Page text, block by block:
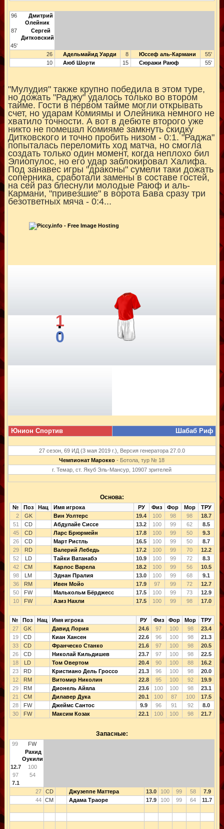
96
Дмитрий
Олейник
87
Сергей
Дитковский
45'
26
Адельмайид Уарди 8 Юссеф аль-Кармани
55'
10
Аюб Шорти 15 Сюражи Раюф 55'
"Мулудия" также крупно победила в этом туре,
но дожать "Раджу" удалось только во втором
тайме. Гости в первом тайме могли открывать
счет, но ударам Комиямы и Олейника немного не
хватило точности. А вот в дебюте второго уже
никто не помешал Комияме замкнуть скидку
Дитковского и точно пробить низом - 0:1. "Раджа"
попыталась переломить ход матча, но смогла
создать только один момент, когда неплохо бил
Элиопулос, но его удар заблокировал Халифа.
Под занавес игры "драконы" сумели таки дожать
соперника, сработали замены в составе гостей,
на сей раз блеснули молодые Раюф и аль-
Кармани, "привезшие" в ворота Бава сразу три
безответных мяча - 0:4...
1
:
0
Юнион Спортив Шабаб Риф
27 сезон, 69 ИД (3 мая 2019 г.), Версия генератора 27.0.0
Чемпионат Марокко - Ботола, тур № 18
г. Темар, ст. Якуб Эль-Мансур, 10907 зрителей
Основа:
№ Поз Нац Имя игрока РУ Физ Фор Мор
ТРУ
2
GK Вин Уолтерс 19.4 100 98 98
18.7
51
CD Абдулайе Сиссе 13.2 100 99 62
8.5
45
CD Ларс Брюрмейн 17.8 100 99 50
9.3
26
CD Март Ристль 16.5 100 99 50
8.7
29
RD Валерий Лебедь 17.2 100 99 70
12.2
52
LD Тайки Ватанабэ 10.9 100 99 72
8.3
42
CM Карлос Варела 18.2 100 99 56
10.5
98
LM Эднан Пралия 13.0 100 99 68
9.1
36
RM Ивен Мойо 17.9 97 99 72
12.7
50
FW Малькольм Бёрджесс 17.5 100 99 73
12.9
10
FW Азиз Нахли 17.5 100 99 98 17.0
№ Поз Нац Имя игрока РУ Физ Фор Мор
ТРУ
27
GK Давид Лория 24.6 97 100 98
23.4
19
CD Киан Хансен 22.6 96 100 98
21.3
33
CD Франческо Станко 21.6 97 100 98
20.5
26
CD Николай Кильдишев 23.7 97 100 98
22.5
18
LD Том Овертом 20.4 90 100 88
16.2
23
RD Кристиано Дель Гроссо 21.3 96 100 98
20.0
12
RM Витомир Николин 22.8 95 100 92
19.9
29
RM Дионель Айяла 23.6 100 100 98
23.1
21
CM Дилавер Дука 20.1 100 87 100
17.5
28
FW Джеймс Сантос 9.9 96 91 92
8.0
30
FW Максим Козак 22.1 100 100 98 21.7
Запасные:
99
FW
Рахид
Оукили
12.7
100
97
54
7.1
27
CD Джузеппе Маттера 13.0 100 99 58
7.9
44
CM Адама Траоре 17.9 100 99 64 11.7